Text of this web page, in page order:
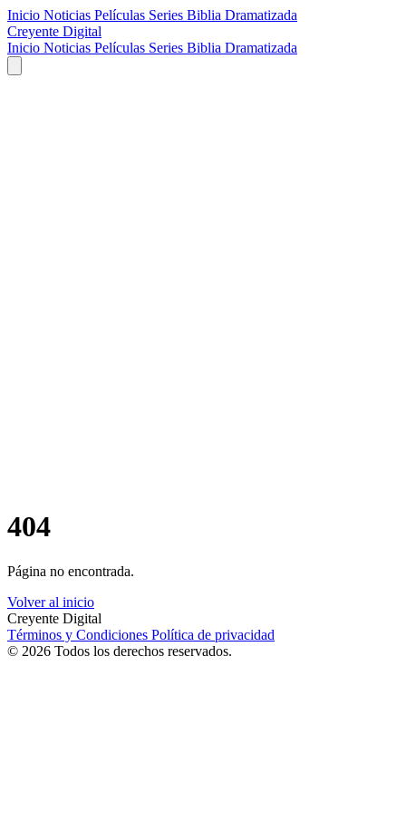
Inicio Noticias Películas Series Biblia Dramatizada
Creyente Digital
Inicio Noticias Películas Series Biblia Dramatizada
404
Página no encontrada.
Volver al inicio
Creyente Digital
Términos y Condiciones Política de privacidad
© 2026 Todos los derechos reservados.